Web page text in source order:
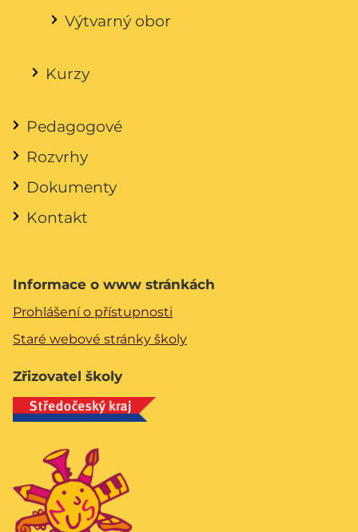
Výtvarný obor
Kurzy
Pedagogové
Rozvrhy
Dokumenty
Kontakt
Informace o www stránkách
Prohlášení o přístupnosti
Staré webové stránky školy
Zřizovatel školy